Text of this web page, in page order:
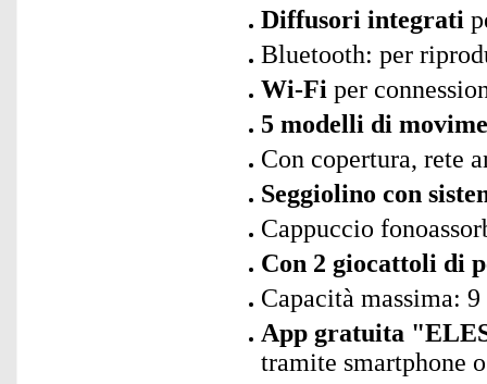
Diffusori integrati
Bluetooth: per
Wi-Fi per
5 modelli di
Con copertura, rete
Seggiolino con
Cappuccio
Con 2 giocattoli di
Capacità massima:
App gratuita
tramite smartphone